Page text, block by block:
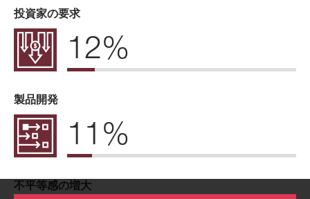
投資家の要求
12%
製品開発
11%
不平等感の増大